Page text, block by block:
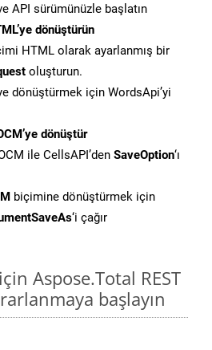
API sürümünüzle başlatın
dönüştürün
HTML olarak ayarlanmış bir
oluşturun.
dönüştürmek için WordsApi’yi
dönüştür
ile CellsAPI’den SaveOption‘ı
biçimine dönüştürmek için
‘i çağır
Aspose.Total REST
başlayın